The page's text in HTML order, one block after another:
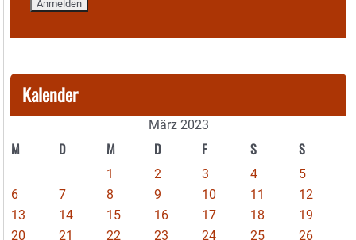
Kalender
März 2023
M D M D F S S
1 2 3 4
5
6
7 8 9 10 11
12
13
14 15 16 17 18
19
20
21 22 23 24 25
26